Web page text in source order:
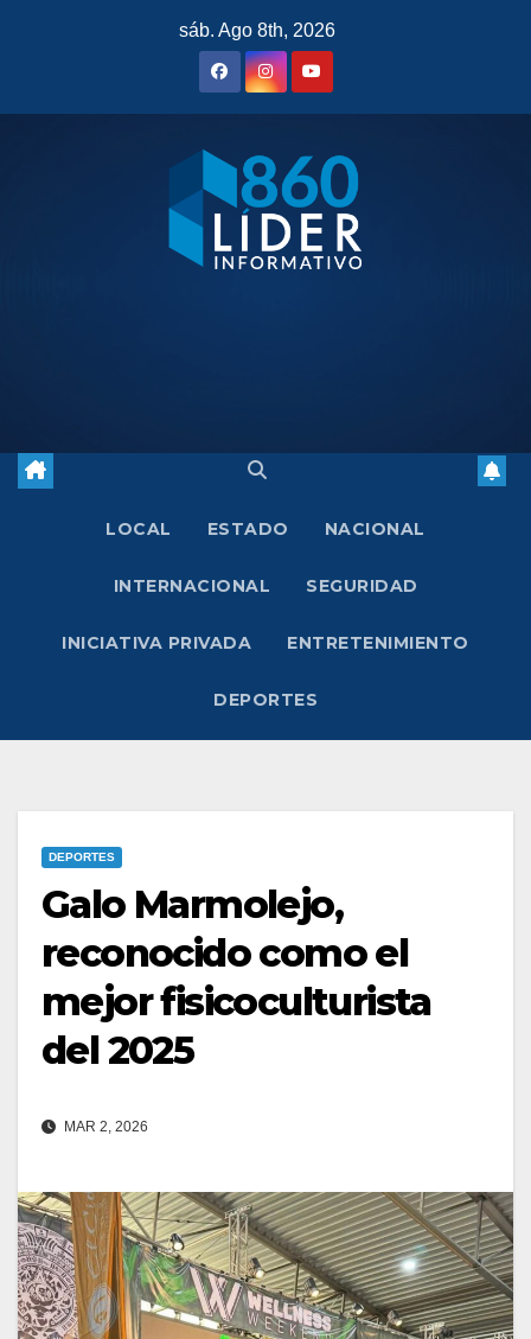
sáb. Ago 8th, 2026
LOCAL ESTADO NACIONAL
INTERNACIONAL SEGURIDAD
INICIATIVA PRIVADA ENTRETENIMIENTO
DEPORTES
DEPORTES
Galo Marmolejo,
reconocido como el
mejor fisicoculturista
del 2025
MAR 2, 2026